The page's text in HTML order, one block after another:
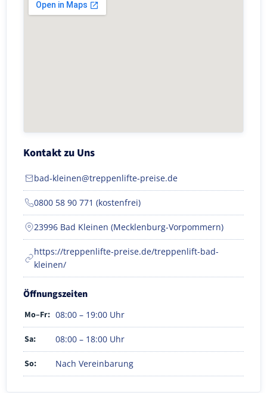
Kontakt zu Uns
bad-kleinen@treppenlifte-preise.de
0800 58 90 771 (kostenfrei)
23996 Bad Kleinen (Mecklenburg-Vorpommern)
https://treppenlifte-preise.de/treppenlift-bad-
kleinen/
Öffnungszeiten
Mo–Fr: 08:00 – 19:00 Uhr
Sa: 08:00 – 18:00 Uhr
So: Nach Vereinbarung